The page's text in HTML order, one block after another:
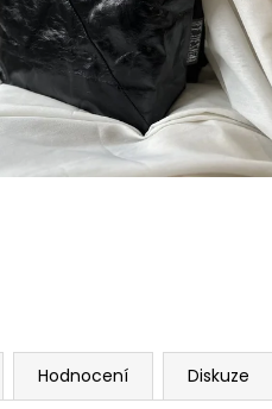
Hodnocení Diskuze
// FUCHSIA ~
1